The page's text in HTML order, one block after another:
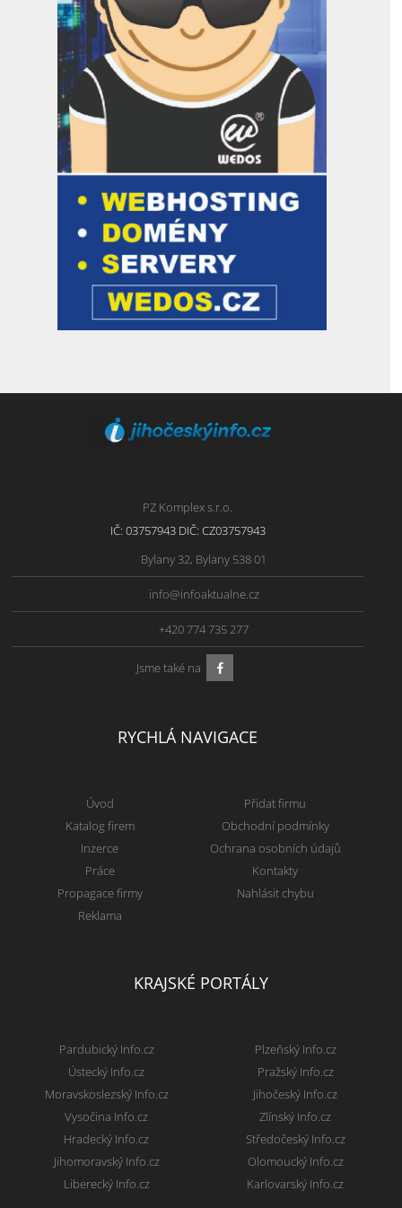
PZ Komplex s.r.o.
IČ: 03757943 DIČ: CZ03757943
Bylany 32, Bylany 538 01
info@infoaktualne.cz
+420 774 735 277
Jsme také na
RYCHLÁ NAVIGACE
Úvod
Katalog firem
Inzerce
Práce
Propagace firmy
Reklama
Přidat firmu
Obchodní podmínky
Ochrana osobních údajů
Kontakty
Nahlásit chybu
KRAJSKÉ PORTÁLY
Pardubický Info.cz
Ústecký Info.cz
Moravskoslezský Info.cz
Vysočina Info.cz
Hradecký Info.cz
Jihomoravský Info.cz
Liberecký Info.cz
Plzeňský Info.cz
Pražský Info.cz
Jihočeský Info.cz
Zlínský Info.cz
Středočeský Info.cz
Olomoucký Info.cz
Karlovarský Info.cz